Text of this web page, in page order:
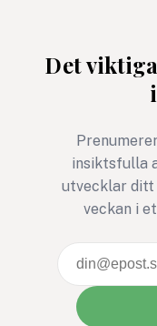
och presterar
bidrar till energi,
engagemang
utvecklingen
gruppen ens är
om det.
Det
insiktsfulla
utvecklar ditt
veckan i